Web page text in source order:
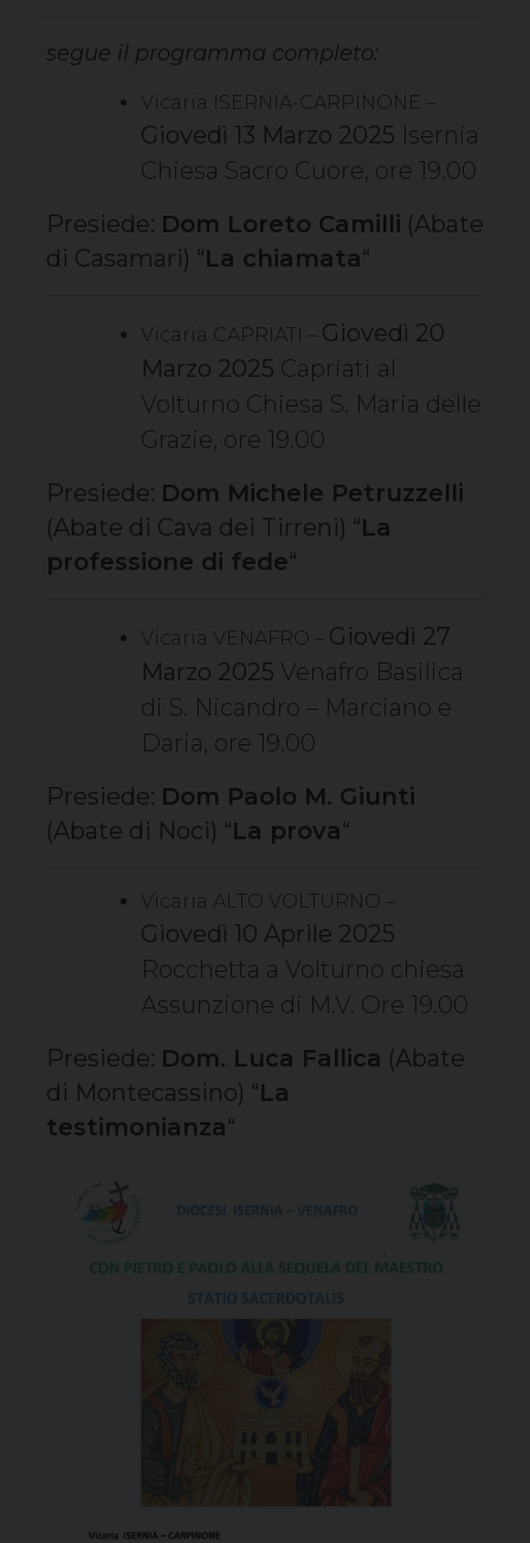
segue il programma completo:
Vicaria ISERNIA-CARPINONE –
Giovedì 13 Marzo 2025 Isernia
Chiesa Sacro Cuore, ore 19.00
Presiede: Dom Loreto Camilli (Abate
di Casamari) “La chiamata“
Vicaria CAPRIATI – Giovedì 20
Marzo 2025 Capriati al
Volturno Chiesa S. Maria delle
Grazie, ore 19.00
Presiede: Dom Michele Petruzzelli
(Abate di Cava dei Tirreni) “La
professione di fede“
Vicaria VENAFRO – Giovedì 27
Marzo 2025 Venafro Basilica
di S. Nicandro – Marciano e
Daria, ore 19.00
Presiede: Dom Paolo M. Giunti
(Abate di Noci) “La prova“
Vicaria ALTO VOLTURNO –
Giovedì 10 Aprile 2025
Rocchetta a Volturno chiesa
Assunzione di M.V. Ore 19.00
Presiede: Dom. Luca Fallica (Abate
di Montecassino) “La
testimonianza“